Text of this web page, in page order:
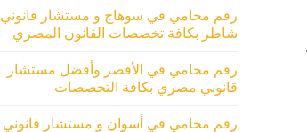
رقم محامي في سوهاج و مستشار قانوني
شاطر بكافة تخصصات القانون المصري
رقم محامي في الأقصر وأفضل مستشار
قانوني مصري بكافة التخصصات
رقم محامي في أسوان و مستشار قانوني